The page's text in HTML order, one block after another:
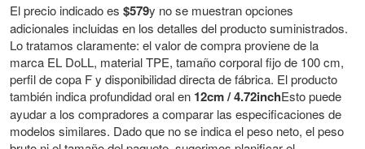
El precio indicado es $579y no se muestran opciones
adicionales incluidas en los detalles del producto suministrados.
Lo tratamos claramente: el valor de compra proviene de la
marca EL DoLL, material TPE, tamaño corporal fijo de 100 cm,
perfil de copa F y disponibilidad directa de fábrica. El producto
también indica profundidad oral en 12cm / 4.72inchEsto puede
ayudar a los compradores a comparar las especificaciones de
modelos similares. Dado que no se indica el peso neto, el peso